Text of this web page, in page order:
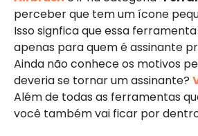
perceber que tem um ícone
Isso signfica que essa
apenas para quem é assinante
Ainda não conhece os motivos
deveria se tornar um assinante?
Além de todas as ferramentas
você também vai ficar por